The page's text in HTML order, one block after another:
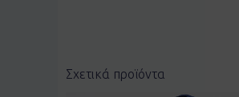
Σχετικά προϊόντα